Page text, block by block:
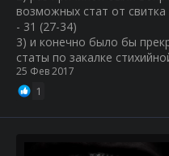
возможных стат от свитка
- 31 (27-34)
3) и конечно было бы
статы по закалке
25 Фев 2017
1